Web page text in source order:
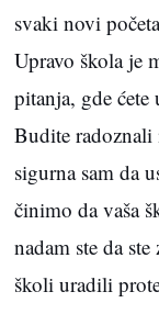
svaki novi
Upravo škola je
pitanja, gde
Budite
sigurna sam da
činimo da vaša
nadam ste da
školi uradili